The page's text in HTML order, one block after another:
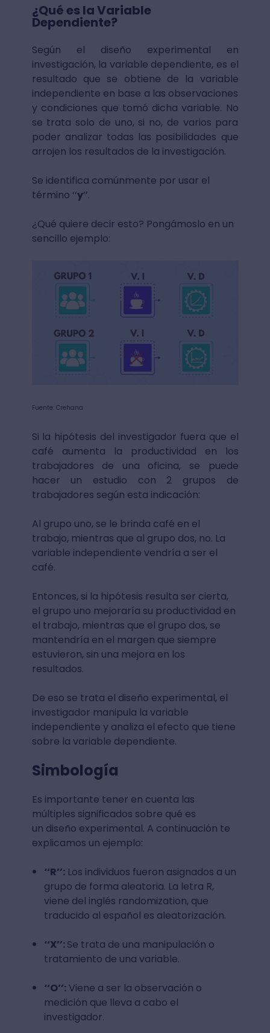
¿Qué es la Variable
Dependiente?
Según el diseño experimental en
investigación, la variable dependiente, es el
resultado que se obtiene de la variable
independiente en base a las observaciones
y condiciones que tomó dicha variable. No
se trata solo de uno, si no, de varios para
poder analizar todas las posibilidades que
arrojen los resultados de la investigación.
Se identifica comúnmente por usar el
término ‘‘y’’.
¿Qué quiere decir esto? Pongámoslo en un
sencillo ejemplo:
Fuente: Crehana
Si la hipótesis del investigador fuera que el
café aumenta la productividad en los
trabajadores de una oficina, se puede
hacer un estudio con 2 grupos de
trabajadores según esta indicación:
Al grupo uno, se le brinda café en el
trabajo, mientras que al grupo dos, no. La
variable independiente vendría a ser el
café.
Entonces, si la hipótesis resulta ser cierta,
el grupo uno mejoraría su productividad en
el trabajo, mientras que el grupo dos, se
mantendría en el margen que siempre
estuvieron, sin una mejora en los
resultados.
De eso se trata el diseño experimental, el
investigador manipula la variable
independiente y analiza el efecto que tiene
sobre la variable dependiente.
Simbología
Es importante tener en cuenta las
múltiples significados sobre qué es
un diseño experimental. A continuación te
explicamos un ejemplo:
‘‘R’’:Los individuos fueron asignados a un
grupo de forma aleatoria. La letra R,
viene del inglés randomization, que
traducido al español es aleatorización.
‘‘X’’:Se trata de una manipulación o
tratamiento de una variable.
‘‘O’’:Viene a ser la observación o
medición que lleva a cabo el
investigador.